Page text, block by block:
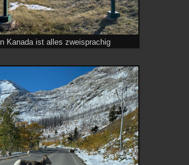
In Kanada ist alles zweisprachig